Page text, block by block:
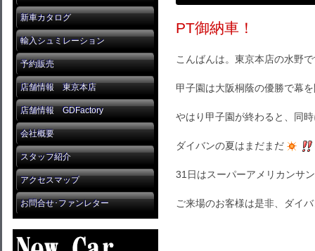
新車カタログ
輸入シュミレーション
予約販売
店舗情報 東京本店
店舗情報 GDFactory
会社概要
スタッフ紹介
アクセスマップ
お問合せ･ファンレター
PT御納車！
こんばんは。東京本店の水野
甲子園は大阪桐蔭の優勝で幕
やはり甲子園が終わると、同
ダイバンの夏はまだまだ
31日はスーパーアメリカンサ
ご来場のお客様は是非、ダイ